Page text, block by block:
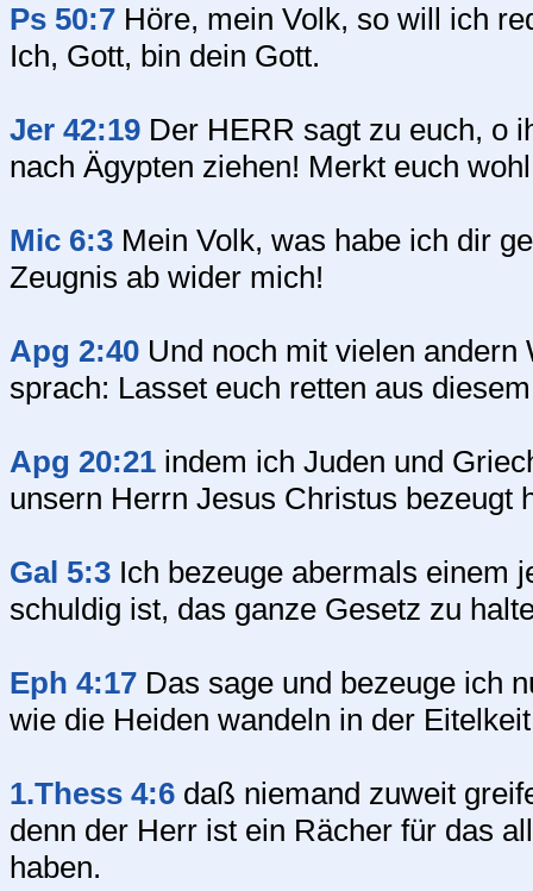
Ps 50:7 Höre, mein Volk, so will ich
Ich, Gott, bin dein Gott.
Jer 42:19 Der HERR sagt zu euch, o
nach Ägypten ziehen! Merkt euch
Mic 6:3 Mein Volk, was habe ich dir
Zeugnis ab wider mich!
Apg 2:40 Und noch mit vielen
sprach: Lasset euch retten aus
Apg 20:21 indem ich Juden und
unsern Herrn Jesus Christus bezeugt
Gal 5:3 Ich bezeuge abermals einem
schuldig ist, das ganze Gesetz zu
Eph 4:17 Das sage und bezeuge ich
wie die Heiden wandeln in der
1.Thess 4:6 daß niemand zuweit
denn der Herr ist ein Rächer für das
haben.